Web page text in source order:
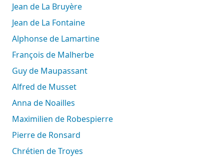
Jean de La Bruyère
Jean de La Fontaine
Alphonse de Lamartine
François de Malherbe
Guy de Maupassant
Alfred de Musset
Anna de Noailles
Maximilien de Robespierre
Pierre de Ronsard
Chrétien de Troyes